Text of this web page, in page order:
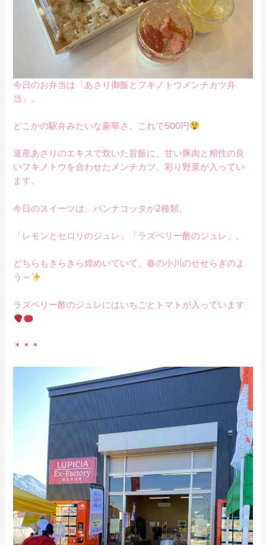
今日のお弁当は「あさり御飯とフキノトウメンチカツ弁
当」。
どこかの駅弁みたいな豪華さ。これで500円
道産あさりのエキスで炊いた旨飯に、甘い豚肉と相性の良
いフキノトウを合わせたメンチカツ、彩り野菜が入ってい
ます。
今日のスイーツは、パンナコッタが2種類。
「レモンとセロリのジュレ」「ラズベリー酢のジュレ」。
どちらもきらきら煌めいていて、春の小川のせせらぎのよ
う～
ラズベリー酢のジュレにはいちごとトマトが入っています
＊＊＊